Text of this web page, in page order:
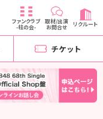
ファンクラブ
-柱の会-
取材/出演
お問合せ リクルート
チケット